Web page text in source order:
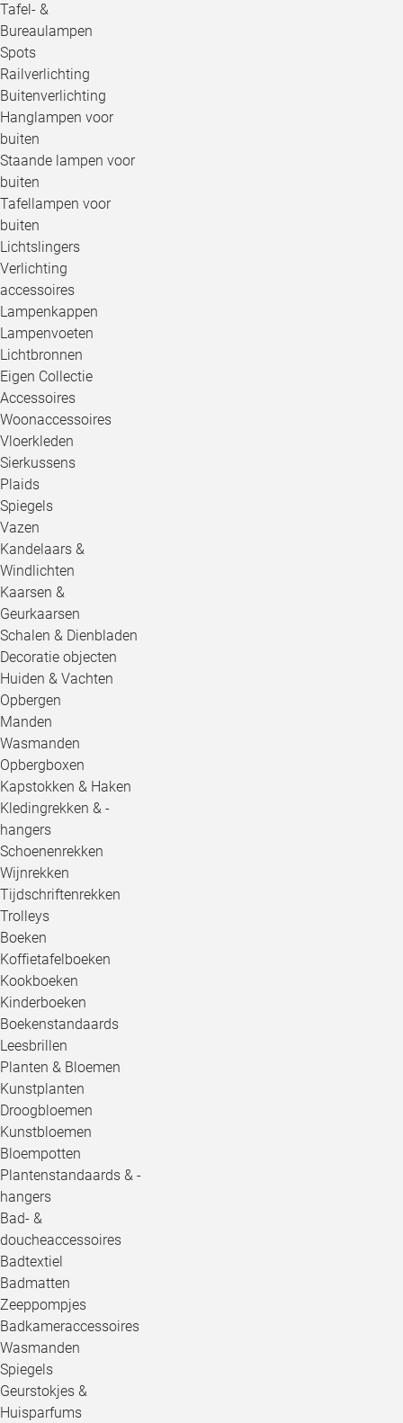
Tafel- &
Bureaulampen
Spots
Railverlichting
Buitenverlichting
Hanglampen voor
buiten
Staande lampen voor
buiten
Tafellampen voor
buiten
Lichtslingers
Verlichting
accessoires
Lampenkappen
Lampenvoeten
Lichtbronnen
Eigen Collectie
Accessoires
Woonaccessoires
Vloerkleden
Sierkussens
Plaids
Spiegels
Vazen
Kandelaars &
Windlichten
Kaarsen &
Geurkaarsen
Schalen & Dienbladen
Decoratie objecten
Huiden & Vachten
Opbergen
Manden
Wasmanden
Opbergboxen
Kapstokken & Haken
Kledingrekken & -
hangers
Schoenenrekken
Wijnrekken
Tijdschriftenrekken
Trolleys
Boeken
Koffietafelboeken
Kookboeken
Kinderboeken
Boekenstandaards
Leesbrillen
Planten & Bloemen
Kunstplanten
Droogbloemen
Kunstbloemen
Bloempotten
Plantenstandaards & -
hangers
Bad- &
doucheaccessoires
Badtextiel
Badmatten
Zeeppompjes
Badkameraccessoires
Wasmanden
Spiegels
Geurstokjes &
Huisparfums